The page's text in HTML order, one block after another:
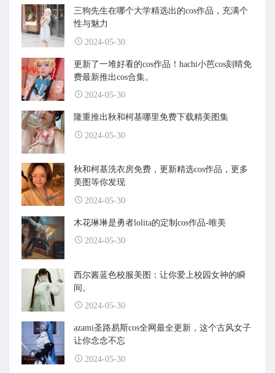
三狗先生在哪个大学精选出的cos作品，充满个
性与魅力
2024-05-30
更新了一堆好看的cos作品！hachi小芭cos刻晴免
费最新推出cos合集。
2024-05-30
隆重推出秋和柯基哪里免费下载精美图集
2024-05-30
秋和柯基洗衣房免费，更新精选cos作品，更多
美图等你发现
2024-05-30
木花琳琳是勇者lolita的定制cos作品-唯美
2024-05-30
西尔酱蓝色校服美图：让你爱上校园女神的瞬
间。
2024-05-30
azami圣路易斯cos全网最全更新，这个古风女子
让你念念不忘
2024-05-30